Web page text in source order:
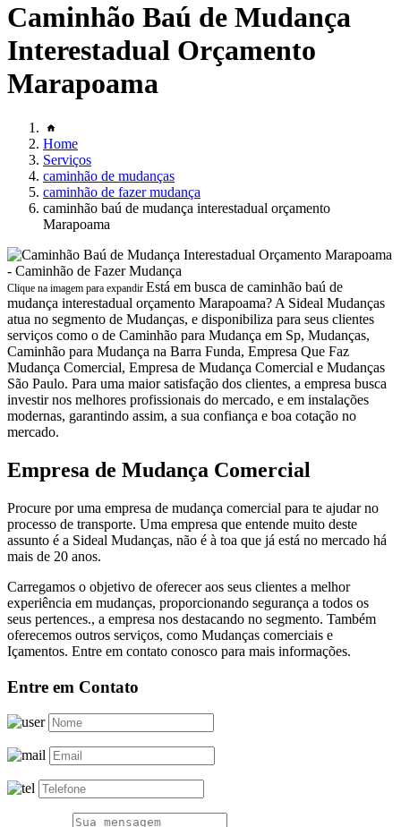
Caminhão Baú de Mudança
Interestadual Orçamento
Marapoama
Home
Serviços
caminhão de mudanças
caminhão de fazer mudança
caminhão baú de mudança interestadual orçamento
Marapoama
Clique na imagem para expandir Está em busca de caminhão baú de
mudança interestadual orçamento Marapoama? A Sideal Mudanças
atua no segmento de Mudanças, e disponibiliza para seus clientes
serviços como o de Caminhão para Mudança em Sp, Mudanças,
Caminhão para Mudança na Barra Funda, Empresa Que Faz
Mudança Comercial, Empresa de Mudança Comercial e Mudanças
São Paulo. Para uma maior satisfação dos clientes, a empresa busca
investir nos melhores profissionais do mercado, e em instalações
modernas, garantindo assim, a sua confiança e boa cotação no
mercado.
Empresa de Mudança Comercial
Procure por uma empresa de mudança comercial para te ajudar no
processo de transporte. Uma empresa que entende muito deste
assunto é a Sideal Mudanças, não é à toa que já está no mercado há
mais de 20 anos.
Carregamos o objetivo de oferecer aos seus clientes a melhor
experiência em mudanças, proporcionando segurança a todos os
seus pertences., a empresa nos destacando no segmento. Também
oferecemos outros serviços, como Mudanças comerciais e
Içamentos. Entre em contato conosco para mais informações.
Entre em Contato